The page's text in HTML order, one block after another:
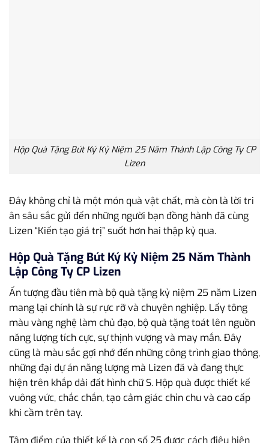
Hộp Quà Tặng Bút Ký Kỷ Niệm 25 Năm Thành Lập Công Ty CP
Lizen
Đây không chỉ là một món quà vật chất, mà còn là lời tri
ân sâu sắc gửi đến những người bạn đồng hành đã cùng
Lizen “Kiến tạo giá trị” suốt hơn hai thập kỷ qua.
Hộp Quà Tặng Bút Ký Kỷ Niệm 25 Năm Thành
Lập Công Ty CP Lizen
Ấn tượng đầu tiên mà bộ quà tặng kỷ niệm 25 năm Lizen
mang lại chính là sự rực rỡ và chuyên nghiệp. Lấy tông
màu vàng nghệ làm chủ đạo, bộ quà tặng toát lên nguồn
năng lượng tích cực, sự thịnh vượng và may mắn. Đây
cũng là màu sắc gợi nhớ đến những công trình giao thông,
những đại dự án năng lượng mà Lizen đã và đang thực
hiện trên khắp dải đất hình chữ S. Hộp quà được thiết kế
vuông vức, chắc chắn, tạo cảm giác chỉn chu và cao cấp
khi cầm trên tay.
Tâm điểm của thiết kế là con số 25 được cách điệu hiện